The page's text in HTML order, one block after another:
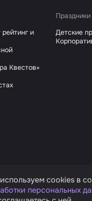
рейтинг и
Квестов»
Праздники
Детские
cookies в
персональных